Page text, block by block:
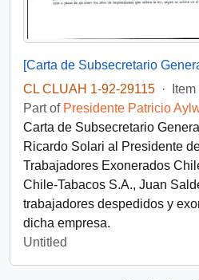
CL CLUAH 1-92-29115 · Item
Part of Presidente Patricio
Carta de Subsecretario
Ricardo Solari al Presidente
Trabajadores Exonerados
Chile-Tabacos S.A., Juan
trabajadores despedidos y
dicha empresa.
Untitled